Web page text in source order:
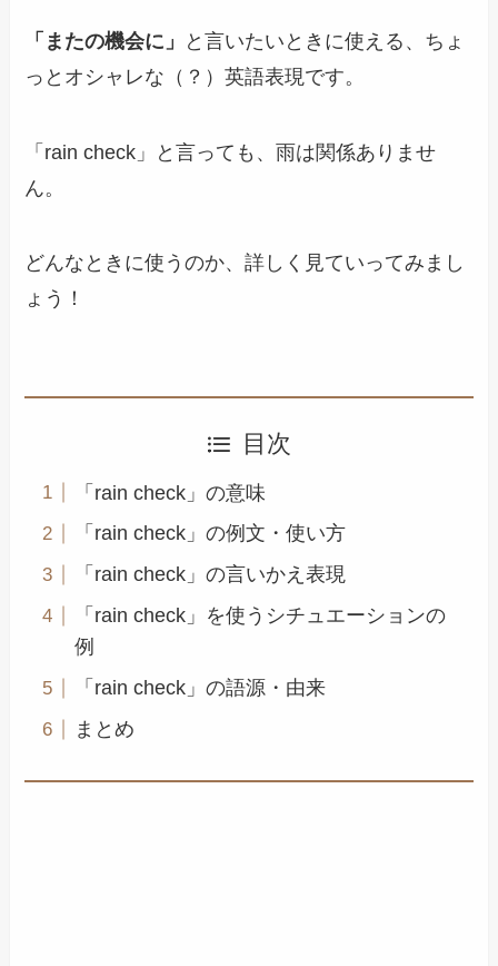
「またの機会に」
と言いたいときに使える、ちょ
っとオシャレな（？）英語表現です。
「rain check」と言っても、雨は関係ありませ
ん。
どんなときに使うのか、詳しく見ていってみまし
ょう！
目次
「rain check」の意味
「rain check」の例文・使い方
「rain check」の言いかえ表現
「rain check」を使うシチュエーションの
例
「rain check」の語源・由来
まとめ